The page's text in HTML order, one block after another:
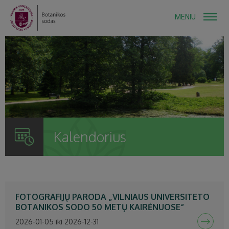
MENIU
Kalendorius
FOTOGRAFIJŲ PARODA „VILNIAUS UNIVERSITETO
BOTANIKOS SODO 50 METŲ KAIRĖNUOSE“
2026-01-05 iki 2026-12-31